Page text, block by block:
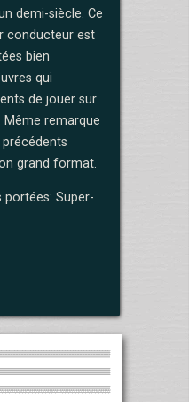
demi-siècle. Ce
conducteur est
bien
qui
de jouer sur
Même remarque
grand format.
portées: Super-